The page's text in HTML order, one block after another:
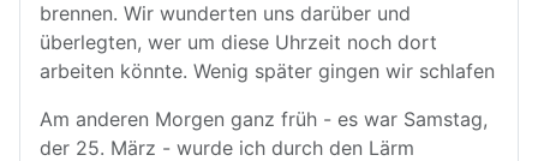
brennen. Wir wunderten uns darüber und
überlegten, wer um diese Uhrzeit noch dort
arbeiten könnte. Wenig später gingen wir schlafen
Am anderen Morgen ganz früh - es war Samstag,
der 25. März - wurde ich durch den Lärm